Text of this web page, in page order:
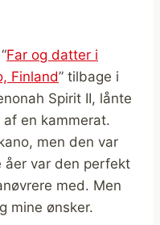
Far og datter i
Finland” tilbage i
Spirit II, lånte
af en kammerat.
men den var
var den perfekt
med. Men
mine ønsker.